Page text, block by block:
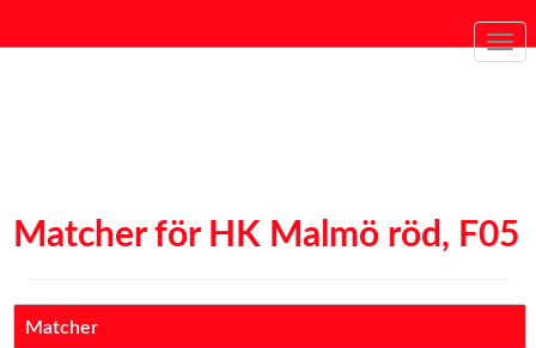
Matcher för HK Malmö röd, F05
Matcher